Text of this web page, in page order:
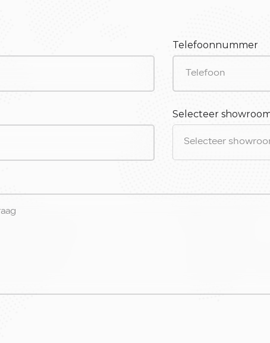
Telefoonnummer
Selecteer